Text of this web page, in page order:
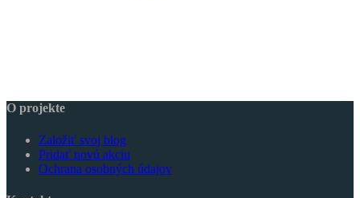
O projekte
Založiť svoj blog
Pridať novú akciu
Ochrana osobných údajov